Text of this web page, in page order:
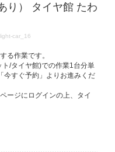
り） タイヤ館 たわ
car_16
る作業です。
/タイヤ館)での作業1台分単
今すぐ予約」よりお進みくだ
ージにログインの上、タイ